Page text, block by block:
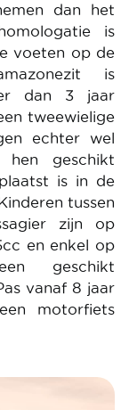
dan het
is
voeten op de
is
dan 3 jaar
tweewielige
echter wel
geschikt
is in de
tussen
zijn op
en enkel op
geschikt
vanaf 8 jaar
motorfiets